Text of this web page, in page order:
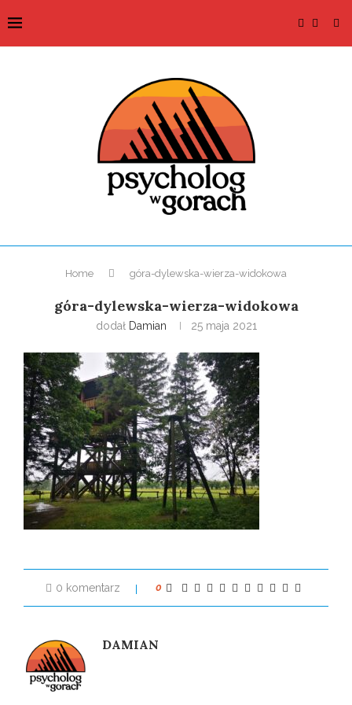
Home góra-dylewska-wierza-widokowa
góra-dylewska-wierza-widokowa
dodał Damian 25 maja 2021
0 komentarz 0
DAMIAN